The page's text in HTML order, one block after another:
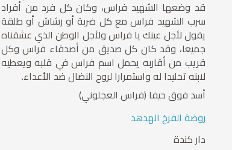
قد وضعها الشهيد فراس، وكان كل فرد من أفراد
سرب الشهيد فراس مع كل ضربة أو رشاش أو طلقة
يقول لأجل عينك يا فراس ولأجل الوطن الذي عشقناه
جميعا، وقد كان كل صديق من أصدقاء فراس وكل
قريب من أقاربه يحمل اسم فراس في قلبه ويعطيه
لابنه تخليدا له واستمرارا لروح النضال ضد الأعداء.
أسد فوق حيفا (فراس العجلوني)
روضة الفرخ الهدهد
دار كندة